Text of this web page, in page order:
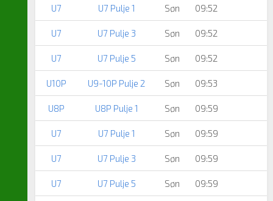
U7 U7 Pulje 1 Søn 09:52
U7 U7 Pulje 3 Søn 09:52
U7 U7 Pulje 5 Søn 09:52
U10P U9-10P Pulje 2 Søn 09:53
U8P U8P Pulje 1 Søn 09:59
U7 U7 Pulje 1 Søn 09:59
U7 U7 Pulje 3 Søn 09:59
U7 U7 Pulje 5 Søn 09:59